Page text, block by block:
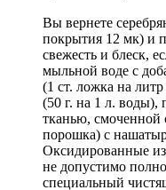
Вы вернете
покрытия 12 мк) и
свежесть и блеск,
мыльной воде с
(1 ст. ложка на
(50 г. на 1 л. воды),
тканью, смоченной
порошка) с
Оксидированные
не допустимо
специальный